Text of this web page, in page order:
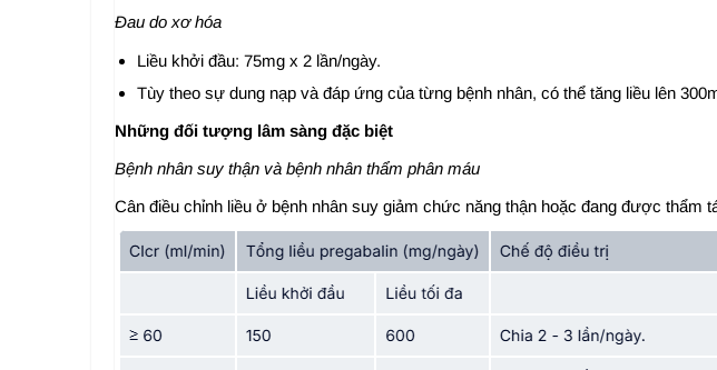
Đau do xơ hóa
Liều khởi đầu: 75mg x 2 lần/ngày.
Tùy theo sự dung nạp và đáp ứng của từng bệnh nhân, có thể tăng liều lên
Những đối tượng lâm sàng đặc biệt
Bệnh nhân suy thận và bệnh nhân thẩm phân máu
Cân điều chỉnh liều ở bệnh nhân suy giảm chức năng thận hoặc đang được thẩm